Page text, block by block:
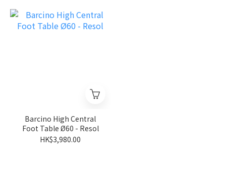
Barcino High Central
Foot Table Ø60 - Resol
HK$3,980.00